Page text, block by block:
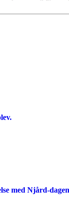
med Njård-dagen